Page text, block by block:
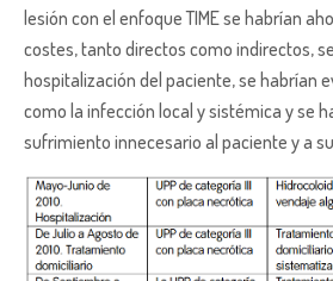
lesión con el enfoque TIME se habrían
costes, tanto directos como indirectos,
hospitalización del paciente, se habrían
como la infección local y sistémica y se
sufrimiento innecesario al paciente y a